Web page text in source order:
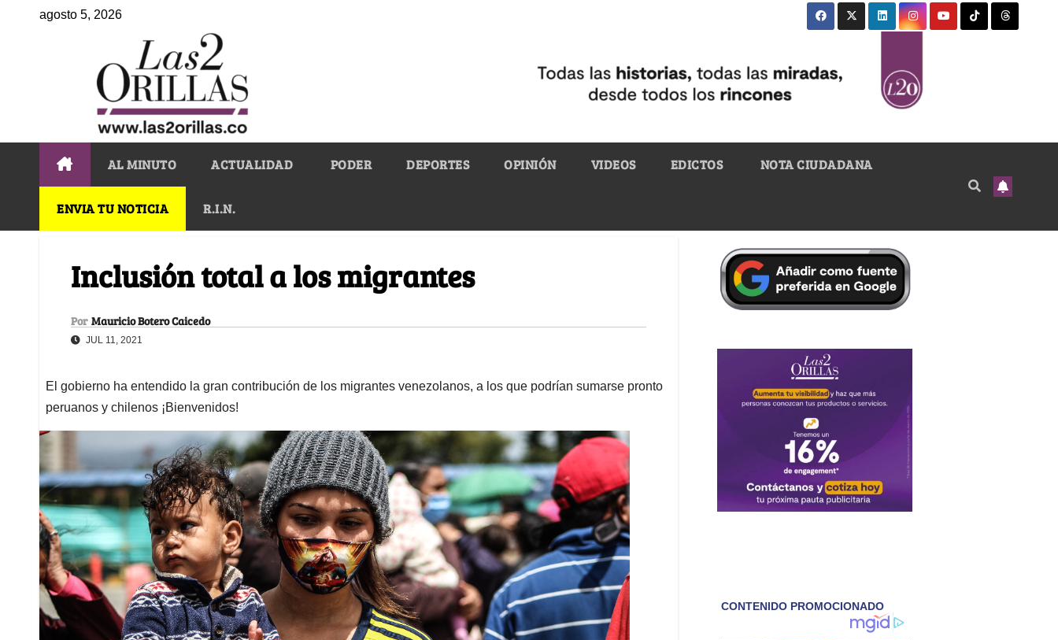
agosto 5, 2026
AL MINUTO ACTUALIDAD PODER DEPORTES OPINIÓN VIDEOS EDICTOS NOTA CIUDADANA
ENVIA TU NOTICIA R.I.N.
Inclusión total a los migrantes
Por Mauricio Botero Caicedo
JUL 11, 2021
El gobierno ha entendido la gran contribución de los migrantes venezolanos, a los que podrían sumarse pronto
peruanos y chilenos ¡Bienvenidos!